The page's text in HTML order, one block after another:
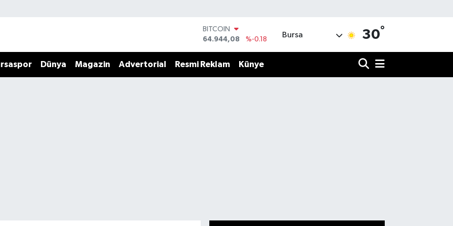
DOLAR
47,7436
%0.18
55,2510
%0.32
Bursa 30°
Dünya Magazin Advertorial Resmi Reklam Künye